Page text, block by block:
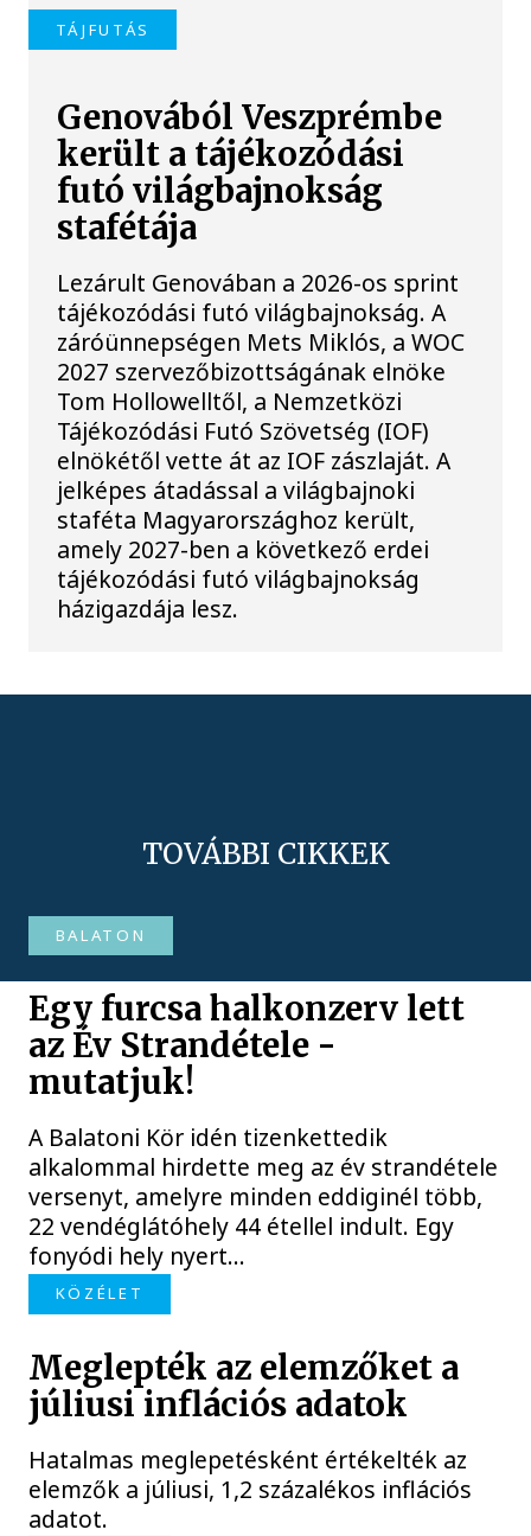
TÁJFUTÁS
Genovából Veszprémbe
került a tájékozódási
futó világbajnokság
stafétája
Lezárult Genovában a 2026-os sprint
tájékozódási futó világbajnokság. A
záróünnepségen Mets Miklós, a WOC
2027 szervezőbizottságának elnöke
Tom Hollowelltől, a Nemzetközi
Tájékozódási Futó Szövetség (IOF)
elnökétől vette át az IOF zászlaját. A
jelképes átadással a világbajnoki
staféta Magyarországhoz került,
amely 2027-ben a következő erdei
tájékozódási futó világbajnokság
házigazdája lesz.
TOVÁBBI CIKKEK
BALATON
Egy furcsa halkonzerv lett
az Év Strandétele -
mutatjuk!
A Balatoni Kör idén tizenkettedik
alkalommal hirdette meg az év strandétele
versenyt, amelyre minden eddiginél több,
22 vendéglátóhely 44 étellel indult. Egy
fonyódi hely nyert...
KÖZÉLET
Meglepték az elemzőket a
júliusi inflációs adatok
Hatalmas meglepetésként értékelték az
elemzők a júliusi, 1,2 százalékos inflációs
adatot.